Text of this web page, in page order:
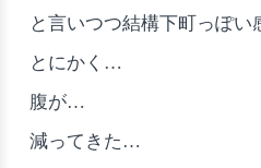
と言いつつ結構下町っぽ
とにかく…
腹が…
減ってきた…